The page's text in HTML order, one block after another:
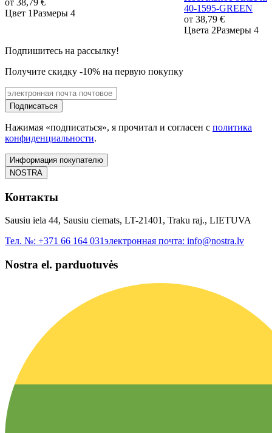
Цвет 1Размеры 4
40-1595-GREEN
от 38,79 €
Цвета 2Размеры 4
Подпишитесь на рассылку!
Получите скидку -10% на первую покупку
Подписаться
Нажимая «подписаться», я прочитал и согласен с политика
конфиденциальности.
Информация покупателю
NOSTRA
Контакты
Sausiu iela 44, Sausiu ciemats, LT-21401, Traku raj., LIETUVA
Тел. №: +371 66 164 031электронная почта: info@nostra.lv
Nostra el. parduotuvės